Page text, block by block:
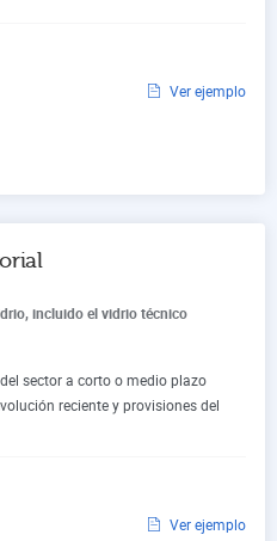
Ver ejemplo
incluido el vidrio técnico
sector a corto o medio plazo
reciente y provisiones del
Ver ejemplo